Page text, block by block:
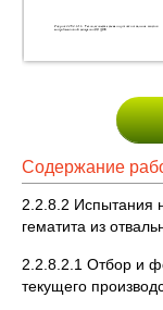
Содержание
2.2.8.2 Испытания
гематита из
2.2.8.2.1 Отбор и
текущего